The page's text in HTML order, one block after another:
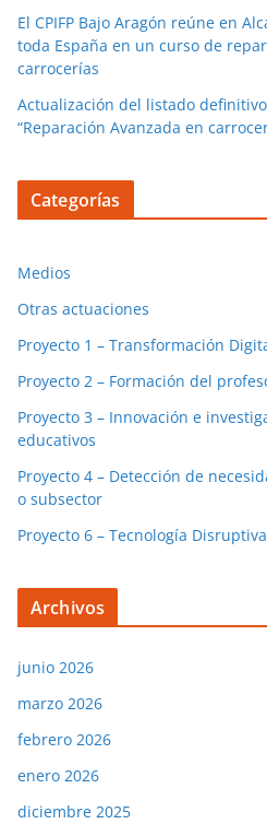
El CPIFP Bajo Aragón reúne en
toda España en un curso de
carrocerías
Actualización del listado
“Reparación Avanzada en
Categorías
Medios
Otras actuaciones
Proyecto 1 – Transformación
Proyecto 2 – Formación del
Proyecto 3 – Innovación e
educativos
Proyecto 4 – Detección de
o subsector
Proyecto 6 – Tecnología
Archivos
junio 2026
marzo 2026
febrero 2026
enero 2026
diciembre 2025